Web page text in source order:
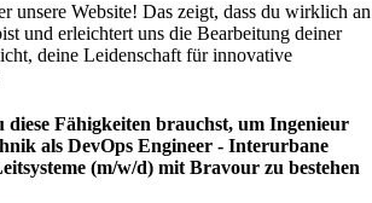
unsere Website! Das zeigt, dass du wirklich an
und erleichtert uns die Bearbeitung deiner
deine Leidenschaft für innovative
diese Fähigkeiten brauchst, um Ingenieur
als DevOps Engineer - Interurbane
(m/w/d) mit Bravour zu bestehen